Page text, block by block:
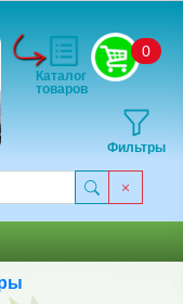
0
Фильтры
Каталог
товаров